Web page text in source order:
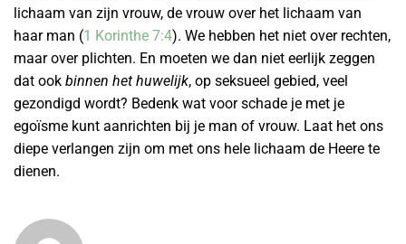
lichaam van zijn vrouw, de vrouw over het lichaam van
haar man (1 Korinthe 7:4). We hebben het niet over rechten,
maar over plichten. En moeten we dan niet eerlijk zeggen
dat ook binnen het huwelijk, op seksueel gebied, veel
gezondigd wordt? Bedenk wat voor schade je met je
egoïsme kunt aanrichten bij je man of vrouw. Laat het ons
diepe verlangen zijn om met ons hele lichaam de Heere te
dienen.